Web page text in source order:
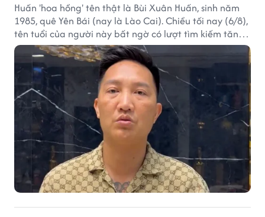
Huấn 'hoa hồng' tên thật là Bùi Xuân Huấn, sinh năm
1985, quê Yên Bái (nay là Lào Cai). Chiều tối nay (6/8),
tên tuổi của người này bất ngờ có lượt tìm kiếm tăng
vọt.